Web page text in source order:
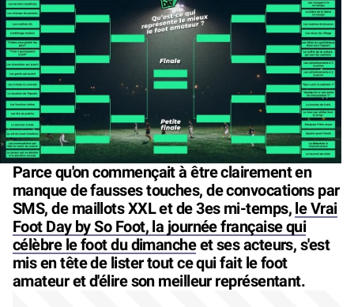
Parce qu'on commençait à être clairement en
manque de fausses touches, de convocations par
SMS, de maillots XXL et de 3es mi-temps, le Vrai
Foot Day by So Foot, la journée française qui
célèbre le foot du dimancheet ses acteurs, s'est
mis en tête de lister tout ce qui fait le foot
amateur et d'élire son meilleur représentant.